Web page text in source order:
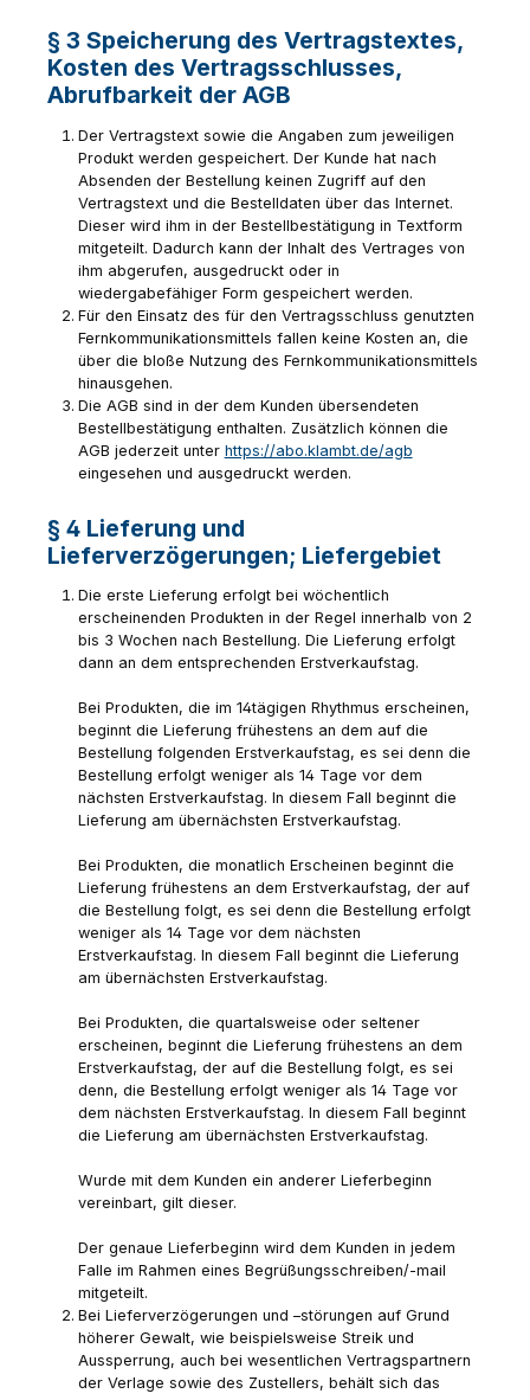
§ 3 Speicherung des Vertragstextes,
Kosten des Vertragsschlusses,
Abrufbarkeit der AGB
Der Vertragstext sowie die Angaben zum jeweiligen
Produkt werden gespeichert. Der Kunde hat nach
Absenden der Bestellung keinen Zugriff auf den
Vertragstext und die Bestelldaten über das Internet.
Dieser wird ihm in der Bestellbestätigung in Textform
mitgeteilt. Dadurch kann der Inhalt des Vertrages von
ihm abgerufen, ausgedruckt oder in
wiedergabefähiger Form gespeichert werden.
Für den Einsatz des für den Vertragsschluss genutzten
Fernkommunikationsmittels fallen keine Kosten an, die
über die bloße Nutzung des Fernkommunikationsmittels
hinausgehen.
Die AGB sind in der dem Kunden übersendeten
Bestellbestätigung enthalten. Zusätzlich können die
AGB jederzeit unter https://abo.klambt.de/agb
eingesehen und ausgedruckt werden.
§ 4 Lieferung und
Lieferverzögerungen; Liefergebiet
Die erste Lieferung erfolgt bei wöchentlich
erscheinenden Produkten in der Regel innerhalb von 2
bis 3 Wochen nach Bestellung. Die Lieferung erfolgt
dann an dem entsprechenden Erstverkaufstag.
Bei Produkten, die im 14tägigen Rhythmus erscheinen,
beginnt die Lieferung frühestens an dem auf die
Bestellung folgenden Erstverkaufstag, es sei denn die
Bestellung erfolgt weniger als 14 Tage vor dem
nächsten Erstverkaufstag. In diesem Fall beginnt die
Lieferung am übernächsten Erstverkaufstag.
Bei Produkten, die monatlich Erscheinen beginnt die
Lieferung frühestens an dem Erstverkaufstag, der auf
die Bestellung folgt, es sei denn die Bestellung erfolgt
weniger als 14 Tage vor dem nächsten
Erstverkaufstag. In diesem Fall beginnt die Lieferung
am übernächsten Erstverkaufstag.
Bei Produkten, die quartalsweise oder seltener
erscheinen, beginnt die Lieferung frühestens an dem
Erstverkaufstag, der auf die Bestellung folgt, es sei
denn, die Bestellung erfolgt weniger als 14 Tage vor
dem nächsten Erstverkaufstag. In diesem Fall beginnt
die Lieferung am übernächsten Erstverkaufstag.
Wurde mit dem Kunden ein anderer Lieferbeginn
vereinbart, gilt dieser.
Der genaue Lieferbeginn wird dem Kunden in jedem
Falle im Rahmen eines Begrüßungsschreiben/-mail
mitgeteilt.
Bei Lieferverzögerungen und –störungen auf Grund
höherer Gewalt, wie beispielsweise Streik und
Aussperrung, auch bei wesentlichen Vertragspartnern
der Verlage sowie des Zustellers, behält sich das